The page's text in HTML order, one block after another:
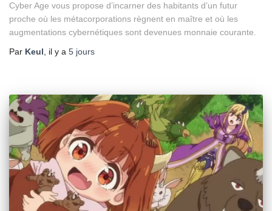
Cyber Age vous propose d’incarner des habitants d’un futur
proche où les métacorporations règnent en maître et où les
augmentations cybernétiques sont devenues monnaie courante.
Par Keul, il y a 5 jours